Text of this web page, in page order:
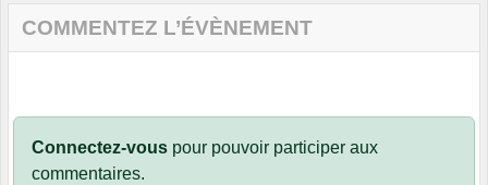
COMMENTEZ L’ÉVÈNEMENT
Connectez-vous pour pouvoir participer aux
commentaires.